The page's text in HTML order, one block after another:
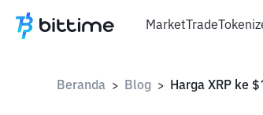
MarketTrade
Beranda > Blog >